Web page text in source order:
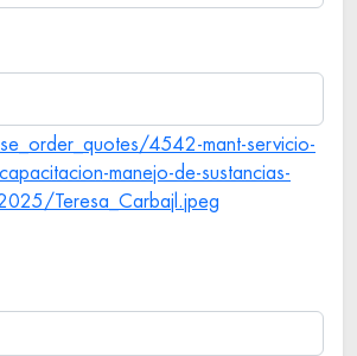
4542-mant-servicio-
manejo-de-sustancias-
Teresa_Carbajl.jpeg